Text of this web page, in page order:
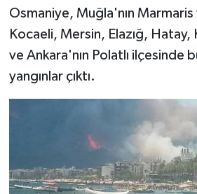
Osmaniye, Muğla'nın
Kocaeli, Mersin, Elazığ, Hatay,
ve Ankara'nın Polatlı ilçesinde
yangınlar çıktı.